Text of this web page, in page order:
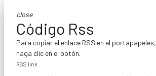
close
Código Rss
Para copiar el enlace RSS en el portapapeles,
haga clic en el botón.
RSS link